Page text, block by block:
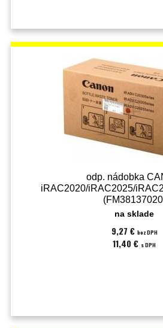
odp. nádobka
iRAC2020/iRAC2025/
na sklade
9,27 € bez DPH
11,40 € s DPH